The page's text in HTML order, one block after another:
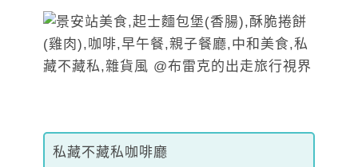
私藏不藏私咖啡廳